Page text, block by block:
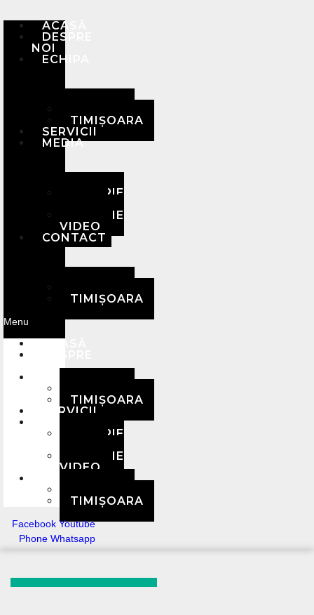
ACASĂ
DESPRE
NOI
ECHIPA
TIMIȘOARA
SERVICII
MEDIA
GALERIE
GALERIE
VIDEO
CONTACT
TIMIȘOARA
Menu
TIMIȘOARA
SERVICII
GALERIE
GALERIE
VIDEO
TIMIȘOARA
Facebook Youtube
Phone Whatsapp